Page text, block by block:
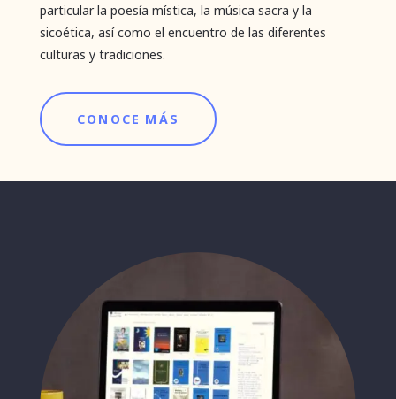
particular la poesía mística, la música sacra y la
sicoética, así como el encuentro de las diferentes
culturas y tradiciones.
CONOCE MÁS